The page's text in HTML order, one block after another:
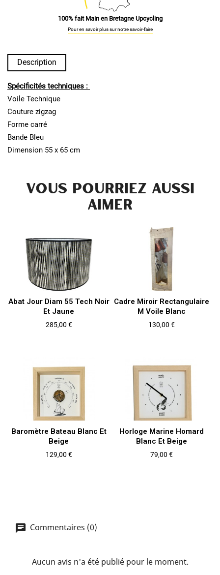
100% fait Main en Bretagne Upcycling
Pour en savoir plus sur notre savoir-faire
Description
Spécificités techniques :
Voile Technique
Couture zigzag
Forme carré
Bande Bleu
Dimension 55 x 65 cm
VOUS POURRIEZ AUSSI
AIMER
Abat Jour Diam 55 Tech Noir
Et Jaune
Prix
285,00 €
Cadre Miroir Rectangulaire
M Voile Blanc
Prix
130,00 €
Baromètre Bateau Blanc Et
Beige
Prix
129,00 €
Horloge Marine Homard
Blanc Et Beige
Prix
79,00 €
Commentaires (0)
Aucun avis n'a été publié pour le moment.